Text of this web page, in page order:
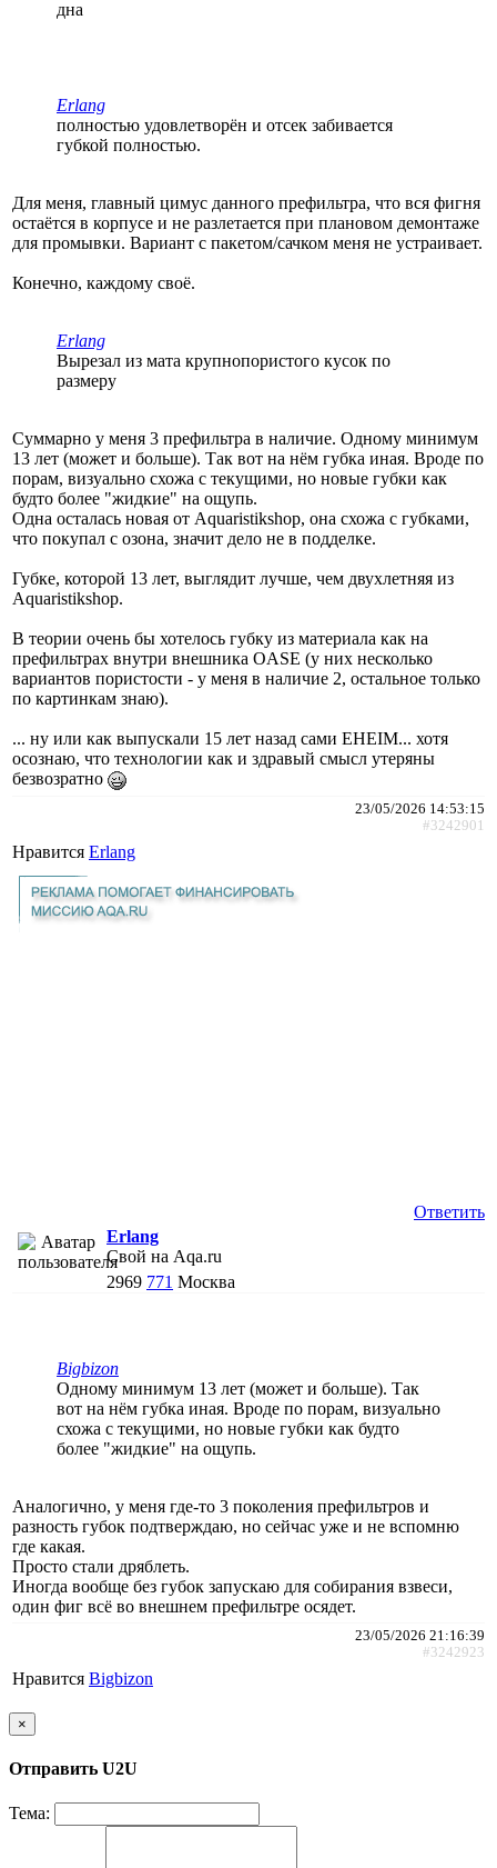
дна
Erlang
полностью удовлетворён и отсек забивается
губкой полностью.
Для меня, главный цимус данного префильтра, что вся фигня
остаётся в корпусе и не разлетается при плановом демонтаже
для промывки. Вариант с пакетом/сачком меня не устраивает.
Конечно, каждому своё.
Erlang
Вырезал из мата крупнопористого кусок по
размеру
Суммарно у меня 3 префильтра в наличие. Одному минимум
13 лет (может и больше). Так вот на нём губка иная. Вроде по
порам, визуально схожа с текущими, но новые губки как
будто более "жидкие" на ощупь.
Одна осталась новая от Aquaristikshop, она схожа с губками,
что покупал с озона, значит дело не в подделке.
Губке, которой 13 лет, выглядит лучше, чем двухлетняя из
Aquaristikshop.
В теории очень бы хотелось губку из материала как на
префильтрах внутри внешника OASE (у них несколько
вариантов пористости - у меня в наличие 2, остальное только
по картинкам знаю).
... ну или как выпускали 15 лет назад сами EHEIM... хотя
осознаю, что технологии как и здравый смысл утеряны
безвозратно
23/05/2026 14:53:15
#3242901
Нравится Erlang
Ответить
Erlang
Свой на Aqa.ru
2969 771 Москва
Bigbizon
Одному минимум 13 лет (может и больше). Так
вот на нём губка иная. Вроде по порам, визуально
схожа с текущими, но новые губки как будто
более "жидкие" на ощупь.
Аналогично, у меня где-то 3 поколения префильтров и
разность губок подтверждаю, но сейчас уже и не вспомню
где какая.
Просто стали дряблеть.
Иногда вообще без губок запускаю для собирания взвеси,
один фиг всё во внешнем префильтре осядет.
23/05/2026 21:16:39
#3242923
Нравится Bigbizon
×
Отправить U2U
Тема: